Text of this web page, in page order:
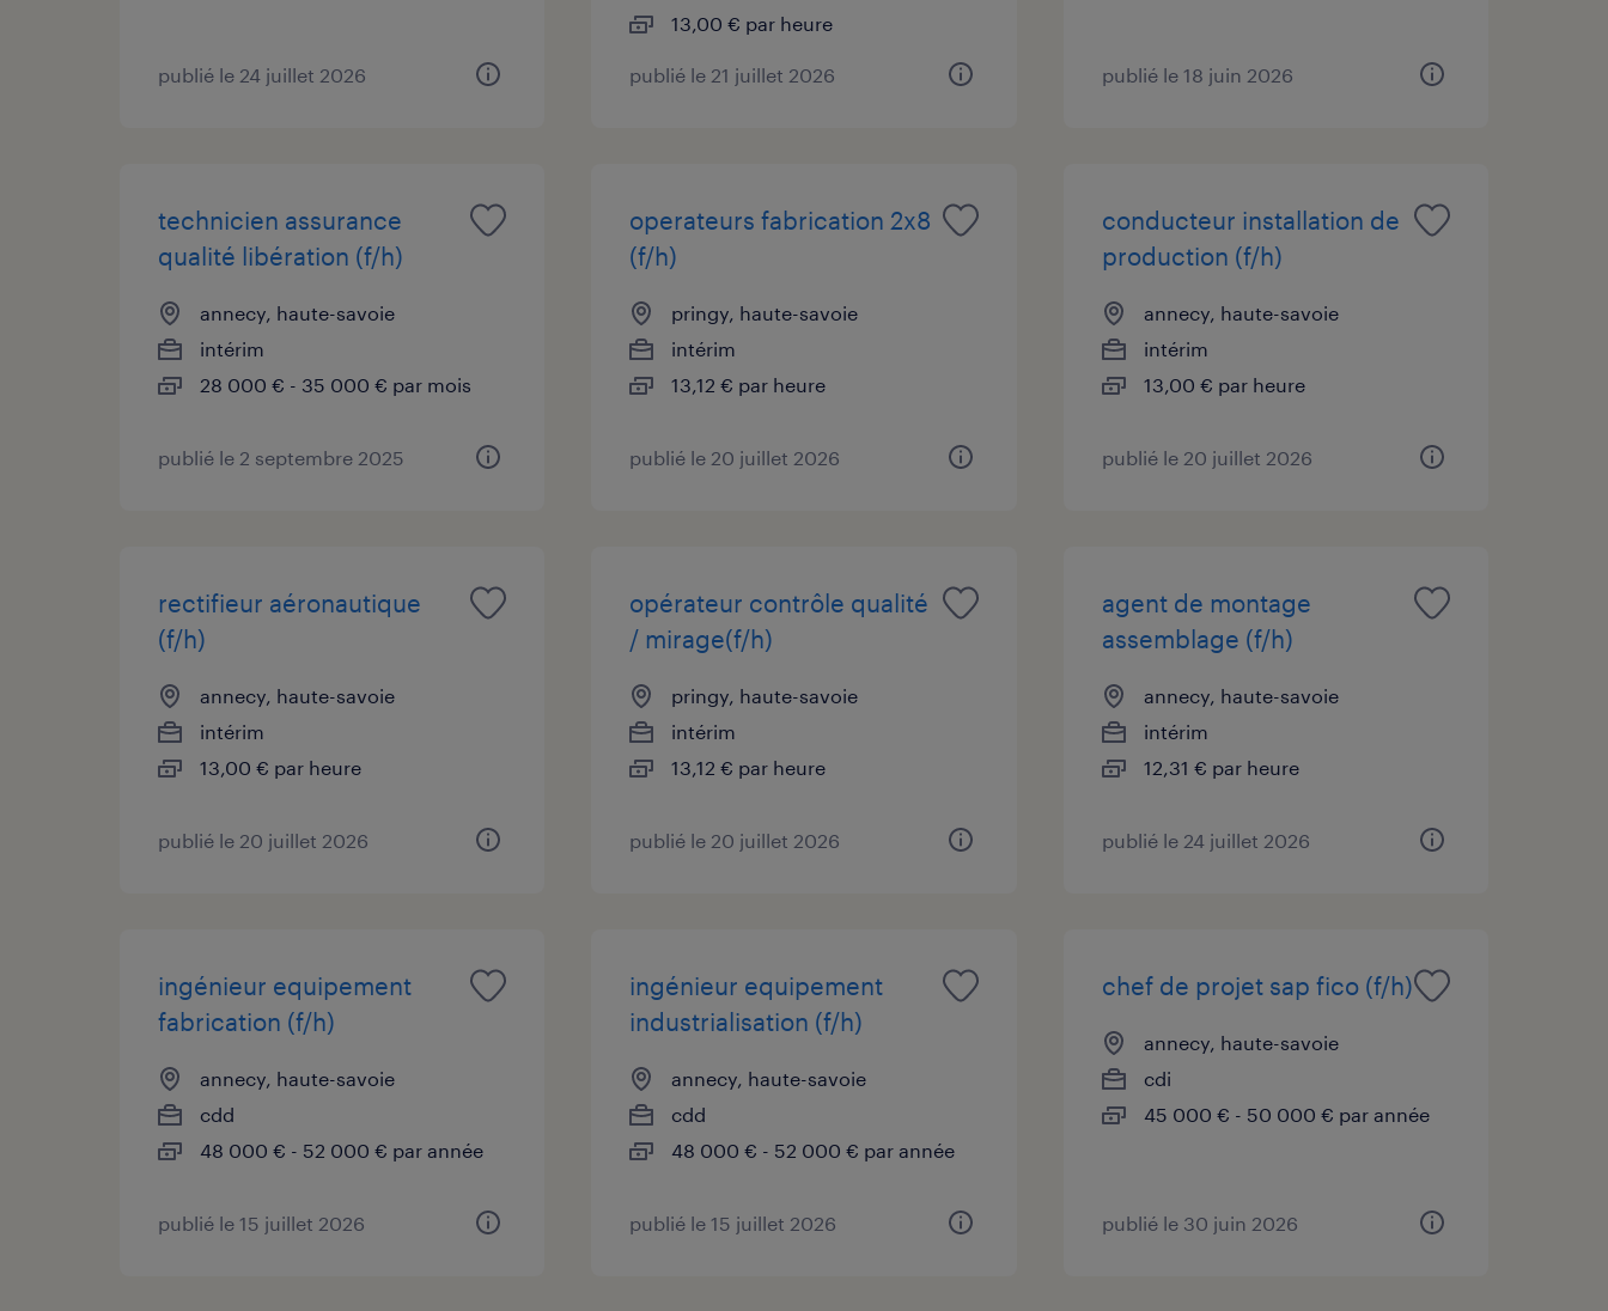
publié le 24 juillet 2026
13,00 € par heure
publié le 21 juillet 2026 publié le 18 juin 2026
technicien assurance
qualité libération (f/h)
annecy, haute-savoie
intérim
28 000 € - 35 000 € par mois
publié le 2 septembre 2025
operateurs fabrication 2x8
(f/h)
pringy, haute-savoie
intérim
13,12 € par heure
publié le 20 juillet 2026
conducteur installation de
production (f/h)
annecy, haute-savoie
intérim
13,00 € par heure
publié le 20 juillet 2026
rectifieur aéronautique
(f/h)
annecy, haute-savoie
intérim
13,00 € par heure
publié le 20 juillet 2026
opérateur contrôle qualité
/ mirage(f/h)
pringy, haute-savoie
intérim
13,12 € par heure
publié le 20 juillet 2026
agent de montage
assemblage (f/h)
annecy, haute-savoie
intérim
12,31 € par heure
publié le 24 juillet 2026
ingénieur equipement
fabrication (f/h)
annecy, haute-savoie
cdd
48 000 € - 52 000 € par année
publié le 15 juillet 2026
ingénieur equipement
industrialisation (f/h)
annecy, haute-savoie
cdd
48 000 € - 52 000 € par année
publié le 15 juillet 2026
chef de projet sap fico (f/h)
annecy, haute-savoie
cdi
45 000 € - 50 000 € par année
publié le 30 juin 2026